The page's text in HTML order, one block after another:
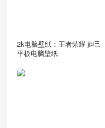
2k电脑壁纸：王者荣耀 妲己
平板电脑壁纸